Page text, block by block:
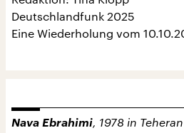
Deutschlandfunk 2025
Eine Wiederholung vom
Nava Ebrahimi, 1978 in